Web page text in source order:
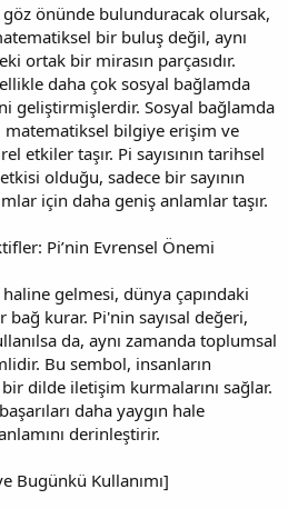
göz önünde bulunduracak olursak,
bir buluş değil, aynı
ortak bir mirasın parçasıdır.
daha çok sosyal bağlamda
geliştirmişlerdir. Sosyal bağlamda
matematiksel bilgiye erişim ve
taşır. Pi sayısının tarihsel
olduğu, sadece bir sayının
için daha geniş anlamlar taşır.
Pi’nin Evrensel Önemi
gelmesi, dünya çapındaki
kurar. Pi'nin sayısal değeri,
da, aynı zamanda toplumsal
Bu sembol, insanların
dilde iletişim kurmalarını sağlar.
daha yaygın hale
derinleştirir.
Bugünkü Kullanımı]